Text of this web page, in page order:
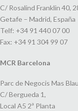
C/ Rosalind Franklin 40,
Getafe – Madrid, España
Telf: +34 91 440 07 00
Fax: +34 91 304 99 07
MCR Barcelona
Parc de Negocis Mas Blau
C/ Bergueda 1,
Local A5 2ª Planta